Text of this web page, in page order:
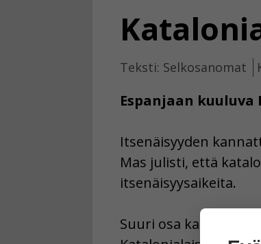
Teksti: Selkosanomat
Espanjaan
Itsenäisyyden
Mas julisti, että
itsenäisyysaikeita.
Suuri osa